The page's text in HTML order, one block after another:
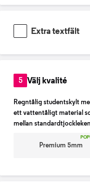
Extra textfält
5 Välj kvalité
Regntålig studentskylt
ett vattentåligt material
mellan
Premium 5mm